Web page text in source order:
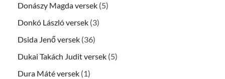
Donászy Magda versek (5)
Donkó László versek (3)
Dsida Jenő versek (36)
Dukai Takách Judit versek (5)
Dura Máté versek (1)